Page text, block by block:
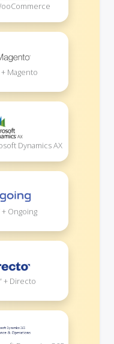
Magento
Dynamics AX
+ Ongoing
+ Directo